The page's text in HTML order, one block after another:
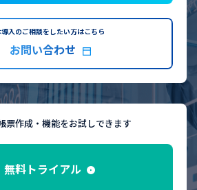
導入のご相談をしたい方はこちら
お問い合わせ
票作成・機能をお試しできます
無料トライアル